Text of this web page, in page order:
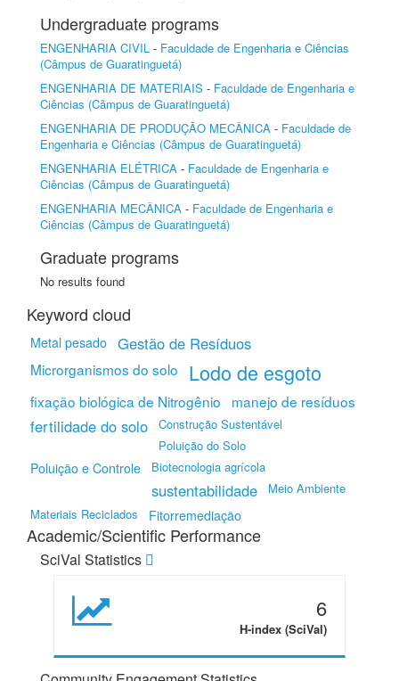
Undergraduate programs
ENGENHARIA CIVIL - Faculdade de Engenharia e Ciências
(Câmpus de Guaratinguetá)
ENGENHARIA DE MATERIAIS - Faculdade de Engenharia e
Ciências (Câmpus de Guaratinguetá)
ENGENHARIA DE PRODUÇÃO MECÂNICA - Faculdade de
Engenharia e Ciências (Câmpus de Guaratinguetá)
ENGENHARIA ELÉTRICA - Faculdade de Engenharia e
Ciências (Câmpus de Guaratinguetá)
ENGENHARIA MECÂNICA - Faculdade de Engenharia e
Ciências (Câmpus de Guaratinguetá)
Graduate programs
No results found
Keyword cloud
Metal pesado Gestão de Resíduos
Microrganismos do solo Lodo de esgoto
fixação biológica de Nitrogênio manejo de resíduos
fertilidade do solo
Construção Sustentável
Poluição do Solo
Poluição e Controle Biotecnologia agrícola
sustentabilidade
Meio Ambiente
Materiais Reciclados
Fitorremediação
Academic/Scientific Performance
SciVal Statistics
6
H-index (SciVal)